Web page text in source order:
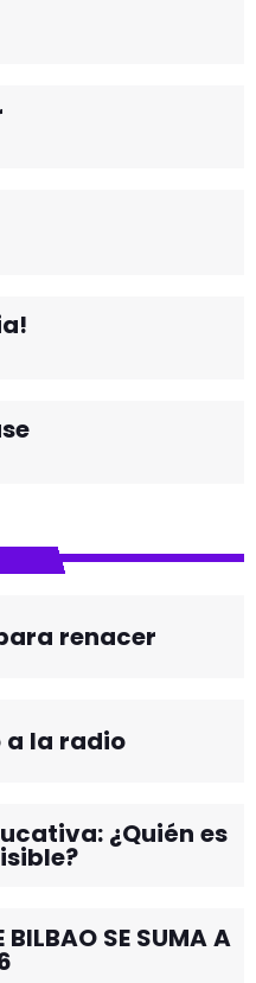
renacer
a la radio
¿Quién es
BILBAO SE SUMA A